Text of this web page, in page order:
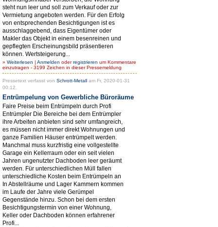
steht nun leer und soll zum Verkauf oder zur
Vermietung angeboten werden. Für den Erfolg
von entsprechenden Besichtigungen ist es
ausschlaggebend, dass Eigentümer oder
Makler das Objekt in einem besenreinen und
gepflegten Erscheinungsbild präsentieren
können. Wertsteigerung...
» Weiterlesen | Anmelden oderregistrieren um Kommentare
einzutragen - 3199 Zeichen in dieser Pressemeldung
Pressetext verfasst von Schrott-Metall am Fr, 2020-01-31
00:12.
Entrümpelung von Gewerbliche Büroräume
Faire Preise beim Entrümpeln durch Profi
Entrümpler Die Bereiche bei dem Entrümpler
ihre Arbeiten anbieten sind sehr umfangreich,
es müssen nicht immer direkt Wohnungen und
ganze Familien Häuser entrümpelt werden.
Manchmal muss kurzfristig eine vollgestellte
Garage ein Kellerraum oder ein seit vielen
Jahren ungenutzter Dachboden leer geräumt
werden. Für unterschiedlichen Müll fallen
unterschiedliche Kosten beim Entrümpeln an
In Abstellräume und Lager Kammern kommen
im Laufe der Jahre viele Gerümpel
Gegenstände hinzu. Schon bei dem ersten
Besichtigungstermin von einer Wohnung,
Keller oder Dachboden können erfahrener
Profi...